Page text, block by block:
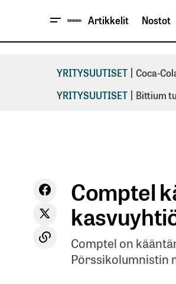
Artikkelit Nostot
YRITYSUUTISET | Coca-
YRITYSUUTISET | Bittium
Comptel
Comptel on
Pörssikolumnistin